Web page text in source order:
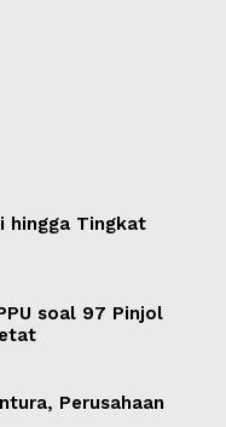
hingga Tingkat
soal 97 Pinjol
Perusahaan